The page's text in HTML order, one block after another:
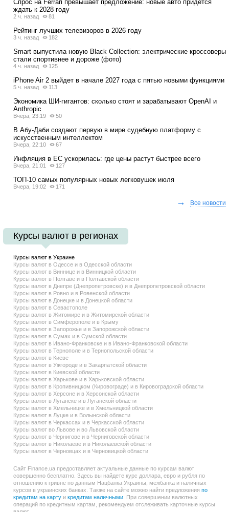
Спрос на Ferrari превышает предложение: новые авто придется
ждать к 2028 году
2 ч. назад 81
Рейтинг лучших телевизоров в 2026 году
3 ч. назад 182
Smart выпустила новую Black Collection: электрические кроссоверы
стали спортивнее и дороже (фото)
4 ч. назад 125
iPhone Air 2 выйдет в начале 2027 года с пятью новыми функциями
5 ч. назад 113
Экономика ШИ-гигантов: сколько стоят и зарабатывают OpenAI и
Anthropic
Вчера, 23:19 50
В Абу-Даби создают первую в мире судебную платформу с
искусственным интеллектом
Вчера, 22:10 67
Инфляция в ЕС ускорилась: где цены растут быстрее всего
Вчера, 21:01 127
ТОП-10 самых популярных новых легковушек июля
Вчера, 19:02 171
→ Все новости
Курсы валют в регионах
Курсы валют в Украине
Курсы валют в Одессе и в Одесской области
Курсы валют в Виннице и в Винницкой области
Курсы валют в Полтаве и в Полтавской области
Курсы валют в Днепре (Днепропетровске) и в Днепропетровской области
Курсы валют в Ровно и в Ровенской области
Курсы валют в Донецке и в Донецкой области
Курсы валют в Севастополе
Курсы валют в Житомире и в Житомирской области
Курсы валют в Симферополе и в Крыму
Курсы валют в Запорожье и в Запорожской области
Курсы валют в Сумах и в Сумской области
Курсы валют в Ивано-Франковске и в Ивано-Франковской области
Курсы валют в Тернополе и в Тернопольской области
Курсы валют в Киеве
Курсы валют в Ужгороде и в Закарпатской области
Курсы валют в Киевской области
Курсы валют в Харькове и в Харьковской области
Курсы валют в Кропивницком (Кировограде) и в Кировоградской области
Курсы валют в Херсоне и в Херсонской области
Курсы валют в Луганске и в Луганской области
Курсы валют в Хмельницке и в Хмельницкой области
Курсы валют в Луцке и в Волынской области
Курсы валют в Черкассах и в Черкасской области
Курсы валют во Львове и во Львовской области
Курсы валют в Чернигове и в Черниговской области
Курсы валют в Николаеве и в Николаевской области
Курсы валют в Черновцах и в Черновицкой области
Сайт Finance.ua предоставляет актуальные данные по курсам валют
совершенно бесплатно. Здесь вы найдете курс доллара, евро и рубля по
отношению к гривне по данным Нацбанка Украины, межбанка и наличных
курсов в украинских банках. Также на сайте можно найти предложения по
кредитам на карту и кредитам наличными . При совершении валютных
операций по кредитным картам, рекомендуем отслеживать карточные курсы